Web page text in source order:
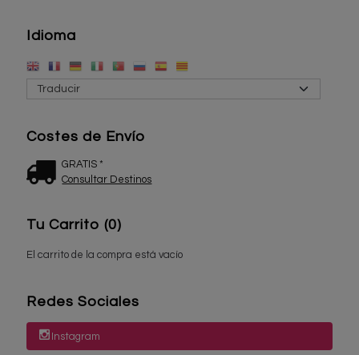
Idioma
Costes de Envío
GRATIS *
Consultar Destinos
Tu Carrito (0)
El carrito de la compra está vacío
Redes Sociales
Instagram